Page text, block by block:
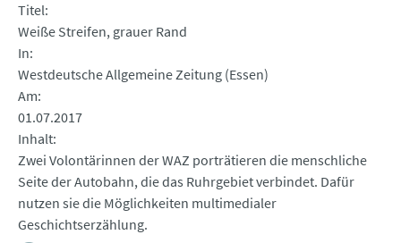
Titel
Weiße Streifen, grauer Rand
In
Westdeutsche Allgemeine Zeitung (Essen)
Am
01.07.2017
Inhalt
Zwei Volontärinnen der WAZ porträtieren die menschliche
Seite der Autobahn, die das Ruhrgebiet verbindet. Dafür
nutzen sie die Möglichkeiten multimedialer
Geschichtserzählung.